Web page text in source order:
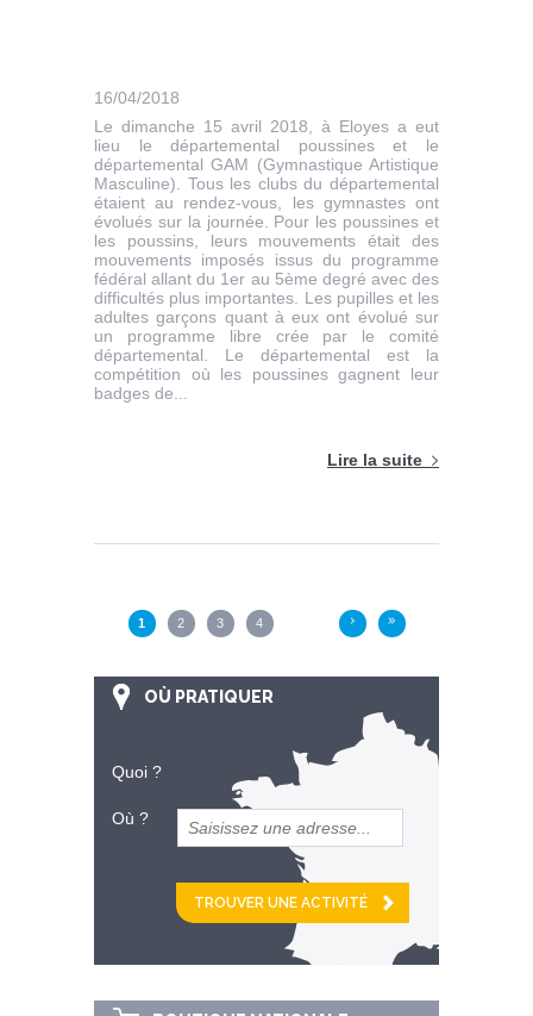
16/04/2018
Le dimanche 15 avril 2018, à Eloyes a eut
lieu le départemental poussines et le
départemental GAM (Gymnastique Artistique
Masculine). Tous les clubs du départemental
étaient au rendez-vous, les gymnastes ont
évolués sur la journée. Pour les poussines et
les poussins, leurs mouvements était des
mouvements imposés issus du programme
fédéral allant du 1er au 5ème degré avec des
difficultés plus importantes. Les pupilles et les
adultes garçons quant à eux ont évolué sur
un programme libre crée par le comité
départemental. Le départemental est la
compétition où les poussines gagnent leur
badges de...
Lire la suite
1 2 3 4 › »
OÙ PRATIQUER
Quoi ?
Où ?
et
km alentour